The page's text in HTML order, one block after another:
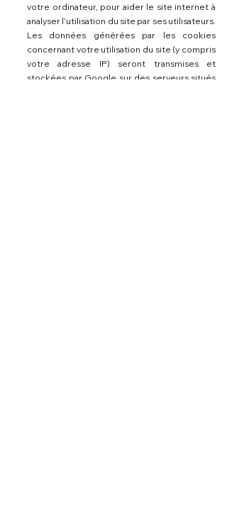
votre ordinateur, pour aider le site internet à
analyser l’utilisation du site par ses utilisateurs.
Les données générées par les cookies
concernant votre utilisation du site (y compris
votre adresse IP) seront transmises et
stockées par Google sur des serveurs situés